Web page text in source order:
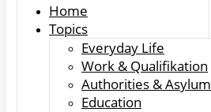
Home
Topics
Everyday Life
Work & Qualifikation
Authorities & Asylum
Education